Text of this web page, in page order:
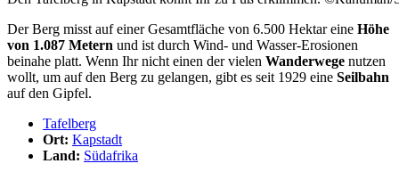
Der Berg misst auf einer Gesamtfläche von 6.500 Hektar eine Höhe
von 1.087 Metern und ist durch Wind- und Wasser-Erosionen
beinahe platt. Wenn Ihr nicht einen der vielen Wanderwege nutzen
wollt, um auf den Berg zu gelangen, gibt es seit 1929 eine Seilbahn
auf den Gipfel.
Tafelberg
Ort: Kapstadt
Land: Südafrika